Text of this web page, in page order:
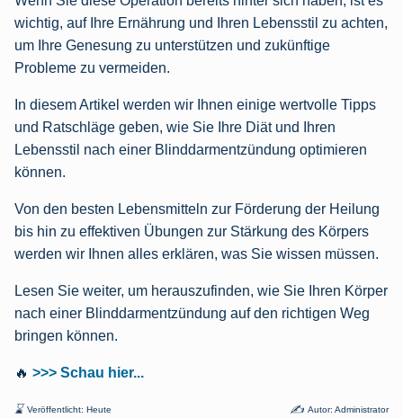
wichtig, auf Ihre Ernährung und Ihren Lebensstil zu achten,
um Ihre Genesung zu unterstützen und zukünftige
Probleme zu vermeiden.
In diesem Artikel werden wir Ihnen einige wertvolle Tipps
und Ratschläge geben, wie Sie Ihre Diät und Ihren
Lebensstil nach einer Blinddarmentzündung optimieren
können.
Von den besten Lebensmitteln zur Förderung der Heilung
bis hin zu effektiven Übungen zur Stärkung des Körpers
werden wir Ihnen alles erklären, was Sie wissen müssen.
Lesen Sie weiter, um herauszufinden, wie Sie Ihren Körper
nach einer Blinddarmentzündung auf den richtigen Weg
bringen können.
🔥 >>> Schau hier...
⌛ Veröffentlicht: Heute ✍ Autor: Administrator